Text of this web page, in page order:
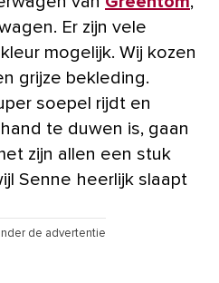
Er zijn vele
mogelijk. Wij kozen
grijze bekleding.
soepel rijdt en
te duwen is, gaan
zijn allen een stuk
Senne heerlijk slaapt
de advertentie